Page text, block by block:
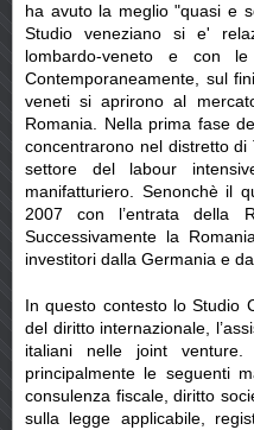
ha avuto la meglio "quasi e
Studio veneziano si e'
lombardo-veneto e con
Contemporaneamente, sul
veneti si aprirono al
Romania. Nella prima fase
concentrarono nel distretto
settore del labour
manifatturiero. Senonchè il
2007 con l’entrata della
Successivamente la
investitori dalla Germania e
In questo contesto lo Studio
del diritto internazionale,
italiani nelle joint venture.
principalmente le seguenti
consulenza fiscale, diritto
sulla legge applicabile,